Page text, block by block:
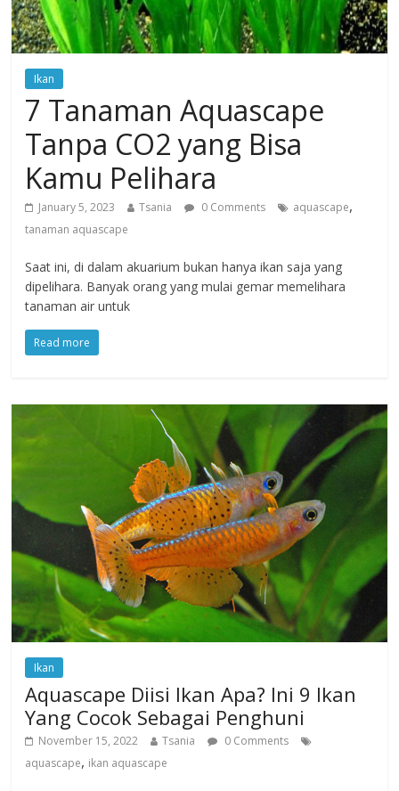
Ikan
7 Tanaman Aquascape
Tanpa CO2 yang Bisa
Kamu Pelihara
January 5, 2023 Tsania 0 Comments aquascape,
tanaman aquascape
Saat ini, di dalam akuarium bukan hanya ikan saja yang
dipelihara. Banyak orang yang mulai gemar memelihara
tanaman air untuk
Read more
Ikan
Aquascape Diisi Ikan Apa? Ini 9 Ikan
Yang Cocok Sebagai Penghuni
November 15, 2022 Tsania
0 Comments
aquascape, ikan aquascape